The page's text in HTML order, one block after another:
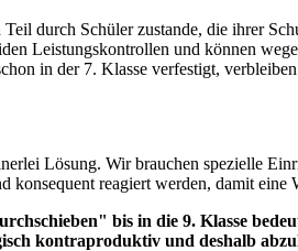
durch Schüler zustande, die ihrer
Leistungskontrollen und können
in der 7. Klasse verfestigt,
Lösung. Wir brauchen spezielle
reagiert werden, damit
bis in die 9. Klasse
kontraproduktiv und deshalb